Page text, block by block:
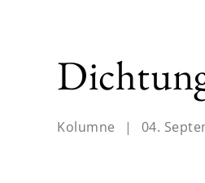
Kolumne | 04.